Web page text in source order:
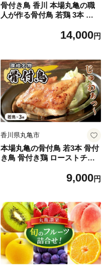
骨付き鳥 香川 本場丸亀の職
人が作る骨付鳥 若鶏 3本 セ
肉 肉 鶏肉 鶏 モモ肉 骨付鳥
鳥
14,000円
香川県丸亀市
本場丸亀の骨付鳥 若3本 骨付
き鳥 骨付き鶏 ローストチキ
き鳥 焼鳥 鶏もも 肉 冷凍 骨
焼鳥 鶏 若鳥 とりにく ご当地
グルメ 冷凍配送 キャンプ バ
ーベキュー BBQ アウトドア
クリスマス 香川県 丸亀市
9,000円